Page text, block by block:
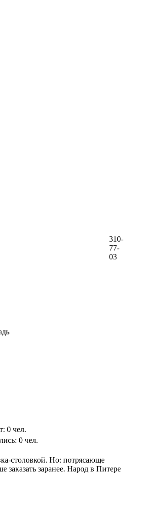
310-
77-
03
0 чел.
0 чел.
столовкой. Но: потрясающе
заказать заранее. Народ в Питере